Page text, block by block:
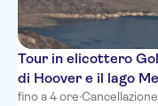
Tour in elicottero
di Hoover e il lago
fino a 4 ore·